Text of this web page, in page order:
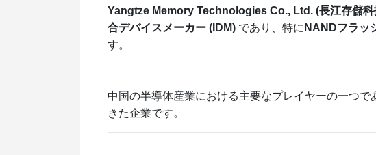
Yangtze Memory Technologies Co., Ltd. (長江存儲
合デバイスメーカー (IDM) であり、特に NANDフラッ
す。
中国の半導体産業における主要なプレイヤーの一つ
きた企業です。